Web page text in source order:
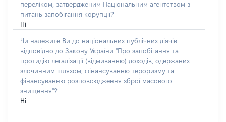
переліком, затвердженим Національним агентством з
питань запобігання корупції?
Ні
Чи належите Ви до національних публічних діячів
відповідно до Закону України "Про запобігання та
протидію легалізації (відмиванню) доходів, одержаних
злочинним шляхом, фінансуванню тероризму та
фінансуванню розповсюдження зброї масового
знищення"?
Ні